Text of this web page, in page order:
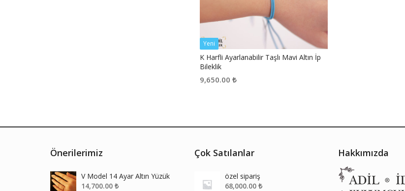
Yeni
K Harfli Ayarlanabilir Taşlı Mavi Altın İp
Bileklik
9,650.00 ₺
Önerilerimiz
V Model 14 Ayar Altın Yüzük
14,700.00 ₺
Çok Satılanlar
özel sipariş
68,000.00 ₺
Hakkımızda